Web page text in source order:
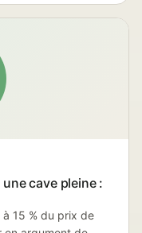
cave pleine :
15 % du prix de